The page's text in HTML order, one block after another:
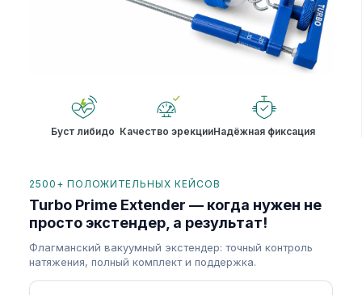
Буст либидо Качество эрекцииНадёжная фиксация
2500+ ПОЛОЖИТЕЛЬНЫХ КЕЙСОВ
Turbo Prime Extender — когда нужен не
просто экстендер, а результат!
Флагманский вакуумный экстендер: точный контроль
натяжения, полный комплект и поддержка.